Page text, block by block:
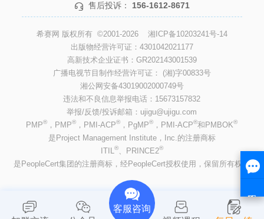
售后投诉： 156-1612-8671
希赛网 版权所有 ©2001-2026 湘ICP备10203241号-14
出版物经营许可证：4301042021177
高新技术企业证书：GR202143001539
广播电视节目制作经营许可证： (湘)字00833号
湘公网安备43019002000749号
违法和不良信息举报电话：15673157832
举报/反馈/投诉邮箱：ujigu@ujigu.com
PMP® ，PMP® ，PMI-ACP® ，PgMP® ，PMI-ACP®和PMBOK®
是Project Management Institute，Inc.的注册商标
ITIL®、PRINCE2®
是PeopleCert集团的注册商标，经PeopleCert授权使用，保留所有权利
客服咨询